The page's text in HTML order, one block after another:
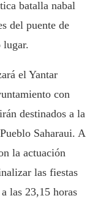
batalla nabal
del puente de
lugar.
el Yantar
con
destinados a la
Saharaui. A
la actuación
las fiestas
las 23,15 horas